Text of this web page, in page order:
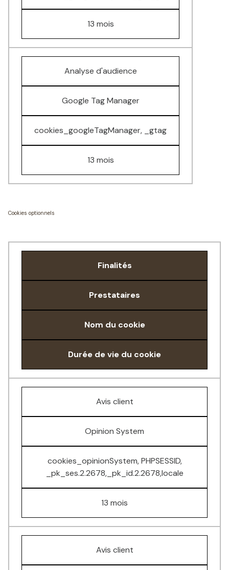
13 mois
Analyse d'audience
Google Tag Manager
cookies_googleTagManager, _gtag
13 mois
Cookies optionnels
Finalités
Prestataires
Nom du cookie
Durée de vie du cookie
Avis client
Opinion System
cookies_opinionSystem, PHPSESSID,
_pk_ses.2.2678,_pk_id.2.2678,locale
13 mois
Avis client